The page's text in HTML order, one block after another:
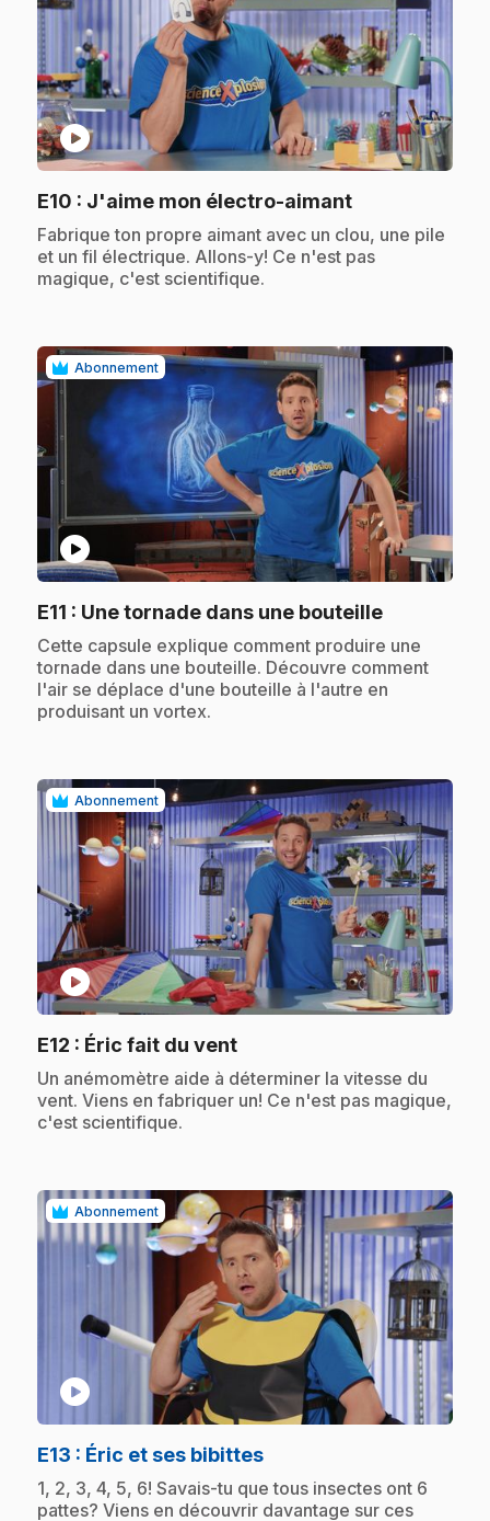
play_circle
E10 : J'aime mon électro-aimant.
.Fabrique ton propre aimant avec un clou, une pile
et un fil électrique. Allons-y! Ce n'est pas
magique, c'est scientifique.
Abonnement
play_circle
E11 : Une tornade dans une bouteille.
.Cette capsule explique comment produire une
tornade dans une bouteille. Découvre comment
l'air se déplace d'une bouteille à l'autre en
produisant un vortex.
Abonnement
play_circle
E12 : Éric fait du vent.
.Un anémomètre aide à déterminer la vitesse du
vent. Viens en fabriquer un! Ce n'est pas magique,
c'est scientifique.
Abonnement
play_circle
E13 : Éric et ses bibittes.
.1, 2, 3, 4, 5, 6! Savais-tu que tous insectes ont 6
pattes? Viens en découvrir davantage sur ces